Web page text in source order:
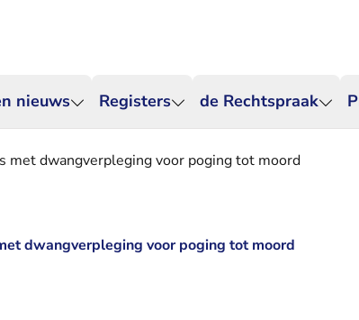
nieuws Registers de Rechtspraak
met dwangverpleging voor poging tot moord
dwangverpleging voor poging tot moord